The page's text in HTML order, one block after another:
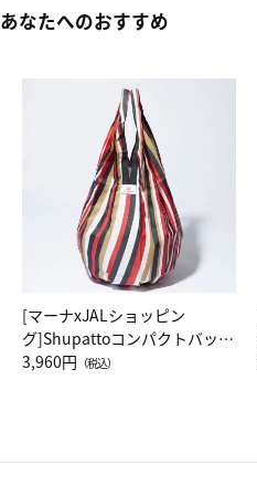
あなたへのおすすめ
[マーナxJALショッピン
グ]Shupattoコンパクトバッグ
Drop JAL客室乗務員（LC）ス
3,960円 （税込）